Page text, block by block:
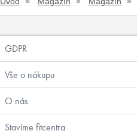
GDPR
Vše o nákupu
O nás
Stavíme fitcentra